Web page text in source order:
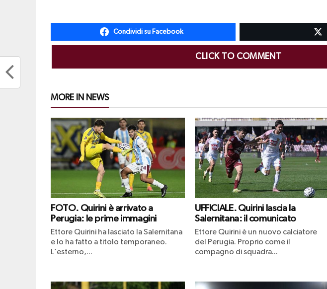
Condividi su Facebook
CLICK TO COMMENT
MORE IN NEWS
FOTO. Quirini è arrivato a
Perugia: le prime immagini
Ettore Quirini ha lasciato la Salernitana
e lo ha fatto a titolo temporaneo.
L’esterno,...
UFFICIALE. Quirini lascia la
Salernitana: il comunicato
Ettore Quirini è un nuovo calciatore
del Perugia. Proprio come il
compagno di squadra...